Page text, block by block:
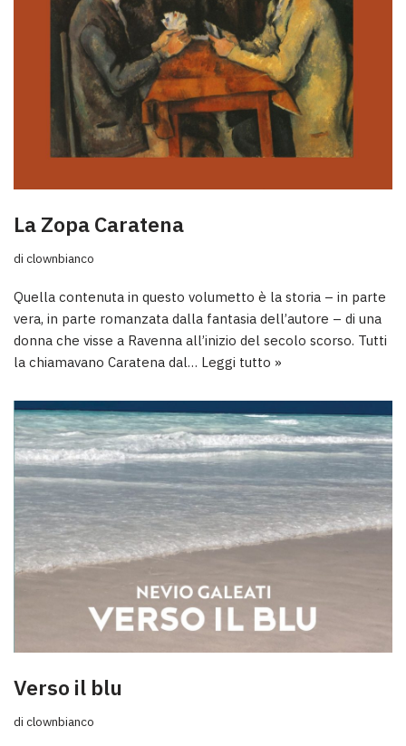
La Zopa Caratena
di clownbianco
Quella contenuta in questo volumetto è la storia – in parte
vera, in parte romanzata dalla fantasia dell’autore – di una
donna che visse a Ravenna all’inizio del secolo scorso. Tutti
la chiamavano Caratena dal… Leggi tutto »
Verso il blu
di clownbianco